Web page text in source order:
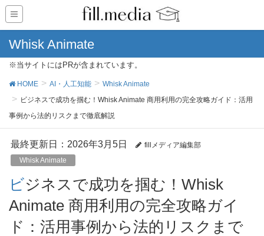
Whisk Animate
※当サイトにはPRが含まれています。
HOME AI・人工知能
Whisk Animate
ビジネスで成功を掴む！Whisk Animate 商用利用の完全攻略ガイド：活用
事例から法的リスクまで徹底解説
最終更新日：2026年3月5日
fillメディア編集部
Whisk Animate
ビジネスで成功を掴む！Whisk
Animate 商用利用の完全攻略ガイ
ド：活用事例から法的リスクまで